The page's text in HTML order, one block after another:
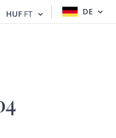
HUF FT DE